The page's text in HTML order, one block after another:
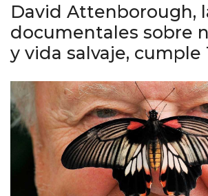
David Attenborough,
documentales sobre
y vida salvaje, cumple